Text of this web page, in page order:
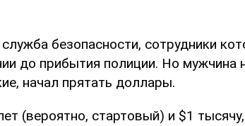
безопасности, сотрудники
до прибытия полиции. Но мужчина
начал прятать доллары.
(вероятно, стартовый) и $1